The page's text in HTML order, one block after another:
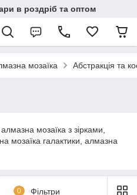
в роздріб та оптом
мозаїка Абстракція та
мозаїка з зірками,
мозаїка галактики, алмазна
0 Фільтри